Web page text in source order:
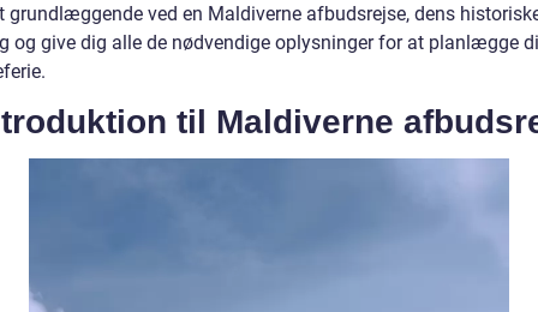
grundlæggende ved en Maldiverne afbudsrejse, dens
og give dig alle de nødvendige oplysninger for at planlægge
til Maldiverne